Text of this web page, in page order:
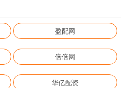
盈配网
倍倍网
华亿配资